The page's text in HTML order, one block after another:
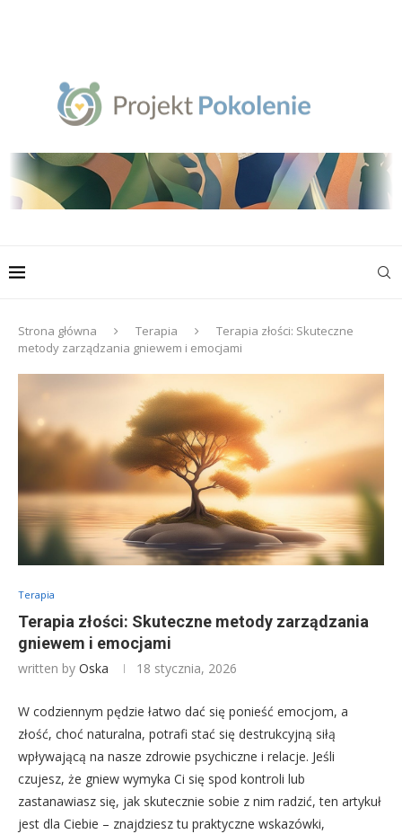
Strona główna Terapia
Terapia złości: Skuteczne
metody zarządzania gniewem i emocjami
Terapia
Terapia złości: Skuteczne metody zarządzania
gniewem i emocjami
written by Oska 18 stycznia, 2026
W codziennym pędzie łatwo dać się ponieść emocjom, a
złość, choć naturalna, potrafi stać się destrukcyjną siłą
wpływającą na nasze zdrowie psychiczne i relacje. Jeśli
czujesz, że gniew wymyka Ci się spod kontroli lub
zastanawiasz się, jak skutecznie sobie z nim radzić, ten artykuł
jest dla Ciebie – znajdziesz tu praktyczne wskazówki,